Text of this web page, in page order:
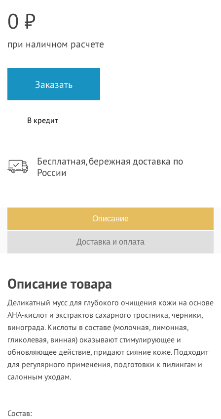
0 ₽
при наличном расчете
В кредит
Бесплатная, бережная доставка по
России
Описание
Доставка и оплата
Описание товара
Деликатный мусс для глубокого очищения кожи на основе
АНА-кислот и экстрактов сахарного тростника, черники,
винограда. Кислоты в составе (молочная, лимонная,
гликолевая, винная) оказывают стимулирующее и
обновляющее действие, придают сияние коже. Подходит
для регулярного применения, подготовки к пилингам и
салонным уходам.
Состав: